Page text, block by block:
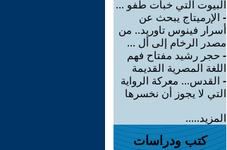
البيوت التي خبأت طفو ...
- الإرميتاج يبحث عن
أسرار فينوس تاوريد.. من
مصدر الرخام إلى أل ...
- حجر رشيد مفتاح فهم
اللغة المصرية القديمة
- القدس... معركة الرواية
التي لا يجوز أن نخسرها
المزيد.....
كتب ودراسات